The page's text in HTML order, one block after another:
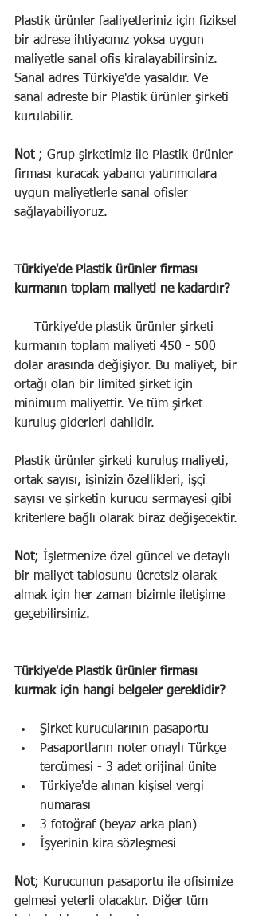
Plastik ürünler faaliyetleriniz için fiziksel
bir adrese ihtiyacınız yoksa uygun
maliyetle sanal ofis kiralayabilirsiniz.
Sanal adres Türkiye'de yasaldır. Ve
sanal adreste bir Plastik ürünler şirketi
kurulabilir.
Not ; Grup şirketimiz ile Plastik ürünler
firması kuracak yabancı yatırımcılara
uygun maliyetlerle sanal ofisler
sağlayabiliyoruz.
Türkiye'de Plastik ürünler firması
kurmanın toplam maliyeti ne kadardır?
kurmanın toplam maliyeti 450 - 500
dolar arasında değişiyor. Bu maliyet, bir
ortağı olan bir limited şirket için
minimum maliyettir. Ve tüm şirket
kuruluş giderleri dahildir.
Plastik ürünler şirketi kuruluş maliyeti,
ortak sayısı, işinizin özellikleri, işçi
sayısı ve şirketin kurucu sermayesi gibi
kriterlere bağlı olarak biraz değişecektir.
Not; İşletmenize özel güncel ve detaylı
bir maliyet tablosunu ücretsiz olarak
almak için her zaman bizimle iletişime
geçebilirsiniz.
Türkiye'de Plastik ürünler firması
kurmak için hangi belgeler gereklidir?
Şirket kurucularının pasaportu
Pasaportların noter onaylı Türkçe
tercümesi - 3 adet orijinal ünite
Türkiye'de alınan kişisel vergi
numarası
3 fotoğraf (beyaz arka plan)
İşyerinin kira sözleşmesi
Not; Kurucunun pasaportu ile ofisimize
gelmesi yeterli olacaktır. Diğer tüm